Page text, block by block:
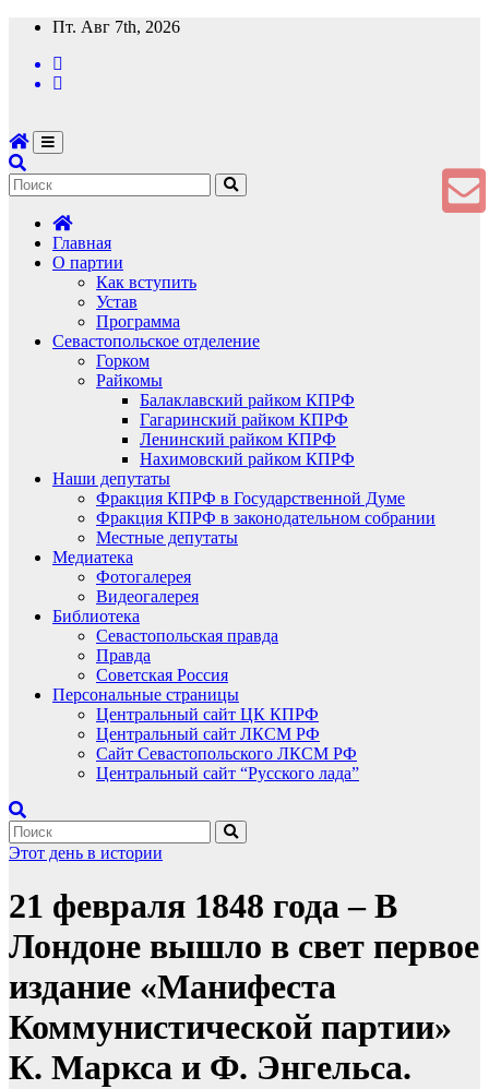
Перейти
содержимому
Пт. Авг 7th, 2026
Главная
О партии
Как вступить
Устав
Программа
Севастопольское отделение
Горком
Райкомы
Балаклавский райком КПРФ
Гагаринский райком КПРФ
Ленинский райком КПРФ
Нахимовский райком КПРФ
Наши депутаты
Фракция КПРФ в Государственной Думе
Фракция КПРФ в законодательном собрании
Местные депутаты
Медиатека
Фотогалерея
Видеогалерея
Библиотека
Севастопольская правда
Правда
Советская Россия
Персональные страницы
Центральный сайт ЦК КПРФ
Центральный сайт ЛКСМ РФ
Сайт Севастопольского ЛКСМ РФ
Центральный сайт “Русского лада”
Этот день в истории
21 февраля 1848 года – В
Лондоне вышло в свет первое
издание «Манифеста
Коммунистической партии»
К. Маркса и Ф. Энгельса.